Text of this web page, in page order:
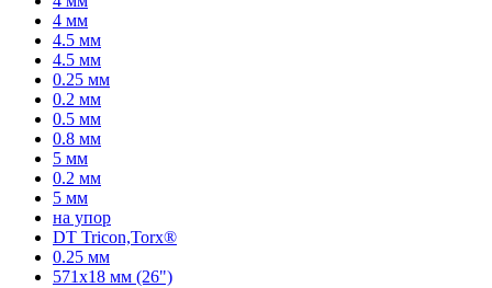
4 мм
4.5 мм
4.5 мм
0.25 мм
0.2 мм
0.5 мм
0.8 мм
5 мм
0.2 мм
5 мм
на упор
DT Tricon,Torx®
0.25 мм
571x18 мм (26")